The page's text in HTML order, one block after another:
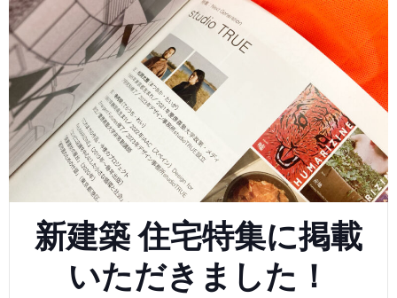
新建築 住宅特集に掲載
いただきました！